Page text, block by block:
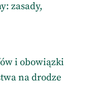
zasady,
i obowiązki
na drodze